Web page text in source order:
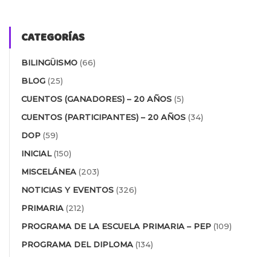
CATEGORÍAS
BILINGÜISMO (66)
BLOG (25)
CUENTOS (GANADORES) – 20 AÑOS (5)
CUENTOS (PARTICIPANTES) – 20 AÑOS (34)
DOP (59)
INICIAL(150)
MISCELÁNEA (203)
NOTICIAS Y EVENTOS (326)
PRIMARIA (212)
PROGRAMA DE LA ESCUELA PRIMARIA – PEP (109)
PROGRAMA DEL DIPLOMA (134)